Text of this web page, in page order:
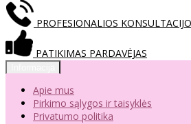
PROFESIONALIOS
PATIKIMAS PARDAVĖJAS
Apie mus
Pirkimo sąlygos ir taisyklės
Privatumo politika